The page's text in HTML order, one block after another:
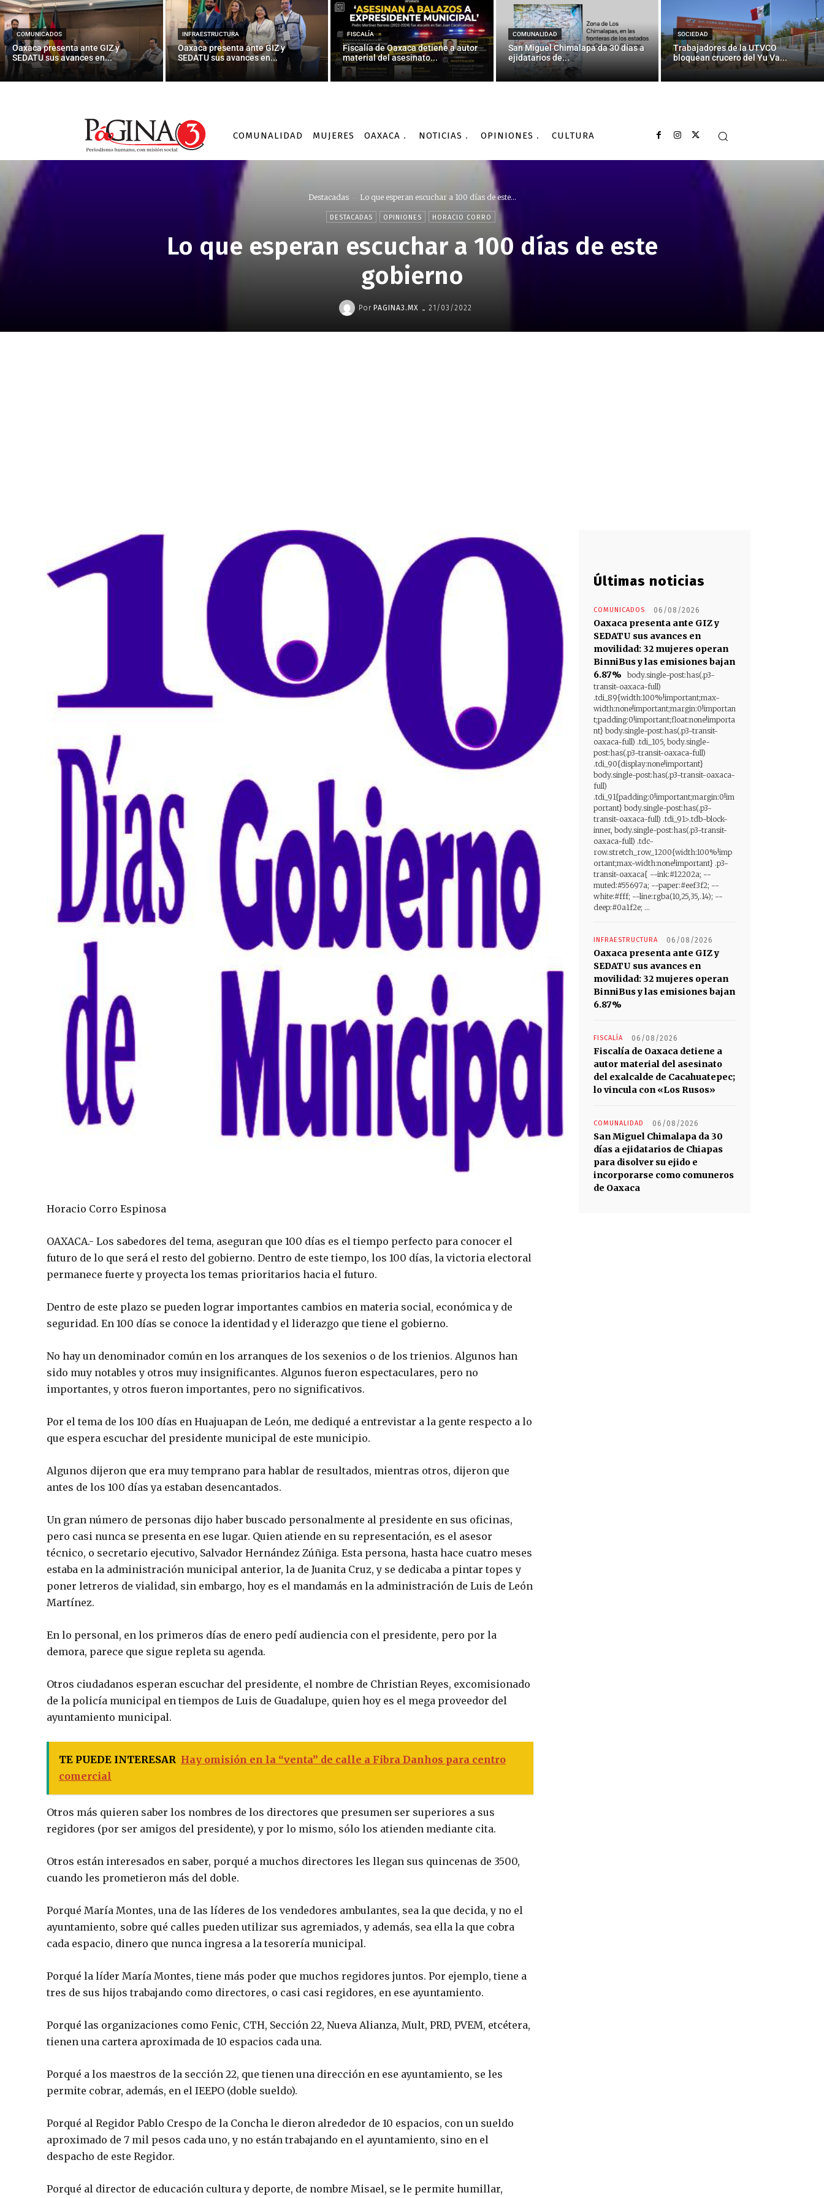
COMUNICADOS
Oaxaca presenta ante GIZ y
SEDATU sus avances en...
INFRAESTRUCTURA
Oaxaca presenta ante GIZ y
SEDATU sus avances en...
FISCALÍA
Fiscalía de Oaxaca detiene a autor
material del asesinato...
COMUNALIDAD
San Miguel Chimalapa da 30 días a
ejidatarios de...
SOCIEDAD
Trabajadores de la UTVCO
bloquean crucero del Yu Va...
COMUNALIDAD MUJERES OAXACA NOTICIAS OPINIONES CULTURA
Destacadas Lo que esperan escuchar a 100 días de este...
DESTACADAS OPINIONES HORACIO CORRO
Lo que esperan escuchar a 100 días de este
gobierno
Por PAGINA3.MX - 21/03/2022
Horacio Corro Espinosa
OAXACA.- Los sabedores del tema, aseguran que 100 días es el tiempo perfecto para conocer el
futuro de lo que será el resto del gobierno. Dentro de este tiempo, los 100 días, la victoria electoral
permanece fuerte y proyecta los temas prioritarios hacia el futuro.
Dentro de este plazo se pueden lograr importantes cambios en materia social, económica y de
seguridad. En 100 días se conoce la identidad y el liderazgo que tiene el gobierno.
No hay un denominador común en los arranques de los sexenios o de los trienios. Algunos han
sido muy notables y otros muy insignificantes. Algunos fueron espectaculares, pero no
importantes, y otros fueron importantes, pero no significativos.
Por el tema de los 100 días en Huajuapan de León, me dediqué a entrevistar a la gente respecto a lo
que espera escuchar del presidente municipal de este municipio.
Algunos dijeron que era muy temprano para hablar de resultados, mientras otros, dijeron que
antes de los 100 días ya estaban desencantados.
Un gran número de personas dijo haber buscado personalmente al presidente en sus oficinas,
pero casi nunca se presenta en ese lugar. Quien atiende en su representación, es el asesor
técnico, o secretario ejecutivo, Salvador Hernández Zúñiga. Esta persona, hasta hace cuatro meses
estaba en la administración municipal anterior, la de Juanita Cruz, y se dedicaba a pintar topes y
poner letreros de vialidad, sin embargo, hoy es el mandamás en la administración de Luis de León
Martínez.
En lo personal, en los primeros días de enero pedí audiencia con el presidente, pero por la
demora, parece que sigue repleta su agenda.
Otros ciudadanos esperan escuchar del presidente, el nombre de Christian Reyes, excomisionado
de la policía municipal en tiempos de Luis de Guadalupe, quien hoy es el mega proveedor del
ayuntamiento municipal.
TE PUEDE INTERESAR Hay omisión en la “venta” de calle a Fibra Danhos para centro
comercial
Otros más quieren saber los nombres de los directores que presumen ser superiores a sus
regidores (por ser amigos del presidente), y por lo mismo, sólo los atienden mediante cita.
Otros están interesados en saber, porqué a muchos directores les llegan sus quincenas de 3500,
cuando les prometieron más del doble.
Porqué María Montes, una de las líderes de los vendedores ambulantes, sea la que decida, y no el
ayuntamiento, sobre qué calles pueden utilizar sus agremiados, y además, sea ella la que cobra
cada espacio, dinero que nunca ingresa a la tesorería municipal.
Porqué la líder María Montes, tiene más poder que muchos regidores juntos. Por ejemplo, tiene a
tres de sus hijos trabajando como directores, o casi casi regidores, en ese ayuntamiento.
Porqué las organizaciones como Fenic, CTH, Sección 22, Nueva Alianza, Mult, PRD, PVEM, etcétera,
tienen una cartera aproximada de 10 espacios cada una.
Porqué a los maestros de la sección 22, que tienen una dirección en ese ayuntamiento, se les
permite cobrar, además, en el IEEPO (doble sueldo).
Porqué al Regidor Pablo Crespo de la Concha le dieron alrededor de 10 espacios, con un sueldo
aproximado de 7 mil pesos cada uno, y no están trabajando en el ayuntamiento, sino en el
despacho de este Regidor.
Porqué al director de educación cultura y deporte, de nombre Misael, se le permite humillar,
Últimas noticias
COMUNICADOS 06/08/2026
Oaxaca presenta ante GIZ y
SEDATU sus avances en
movilidad: 32 mujeres operan
BinniBus y las emisiones bajan
6.87%
body.single-post:has(.p3-
transit-oaxaca-full)
.tdi_89{width:100%!important;max-
width:none!important;margin:0!importan
t;padding:0!important;float:none!importa
nt} body.single-post:has(.p3-transit-
oaxaca-full) .tdi_105, body.single-
post:has(.p3-transit-oaxaca-full)
.tdi_90{display:none!important}
body.single-post:has(.p3-transit-oaxaca-
full)
.tdi_91{padding:0!important;margin:0!im
portant} body.single-post:has(.p3-
transit-oaxaca-full) .tdi_91>.tdb-block-
inner, body.single-post:has(.p3-transit-
oaxaca-full) .tdc-
row.stretch_row_1200{width:100%!imp
ortant;max-width:none!important} .p3-
transit-oaxaca{ --ink:#12202a; --
muted:#55697a; --paper:#eef3f2; --
white:#fff; --line:rgba(10,25,35,.14); --
deep:#0a1f2e; ...
INFRAESTRUCTURA 06/08/2026
Oaxaca presenta ante GIZ y
SEDATU sus avances en
movilidad: 32 mujeres operan
BinniBus y las emisiones bajan
6.87%
FISCALÍA 06/08/2026
Fiscalía de Oaxaca detiene a
autor material del asesinato
del exalcalde de Cacahuatepec;
lo vincula con «Los Rusos»
COMUNALIDAD 06/08/2026
San Miguel Chimalapa da 30
días a ejidatarios de Chiapas
para disolver su ejido e
incorporarse como comuneros
de Oaxaca